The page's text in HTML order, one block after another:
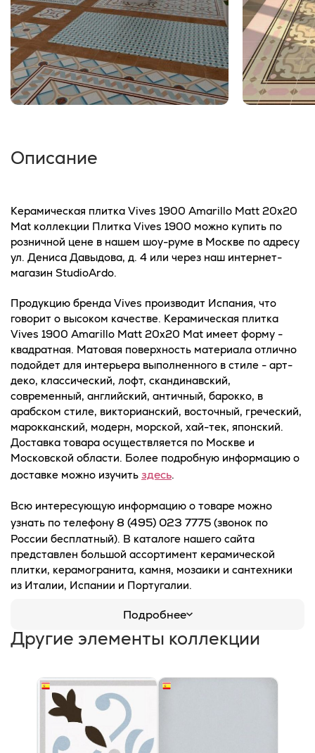
Описание
Керамическая плитка Vives 1900 Amarillo Matt 20x20
Mat коллекции Плитка Vives 1900 можно купить по
розничной цене в нашем шоу-руме в Москве по адресу
ул. Дениса Давыдова, д. 4 или через наш интернет-
магазин StudioArdo.
Продукцию бренда Vives производит Испания, что
говорит о высоком качестве. Керамическая плитка
Vives 1900 Amarillo Matt 20x20 Mat имеет форму -
квадратная. Матовая поверхность материала отлично
подойдет для интерьера выполненного в стиле - арт-
деко, классический, лофт, скандинавский,
современный, английский, античный, барокко, в
арабском стиле, викторианский, восточный, греческий,
марокканский, модерн, морской, хай-тек, японский.
Доставка товара осуществляется по Москве и
Московской области. Более подробную информацию о
доставке можно изучить здесь.
Всю интересующую информацию о товаре можно
узнать по телефону 8 (495) 023 7775 (звонок по
России бесплатный). В каталоге нашего сайта
представлен большой ассортимент керамической
плитки, керамогранита, камня, мозаики и сантехники
из Италии, Испании и Португалии.
Подробнее
Другие элементы коллекции